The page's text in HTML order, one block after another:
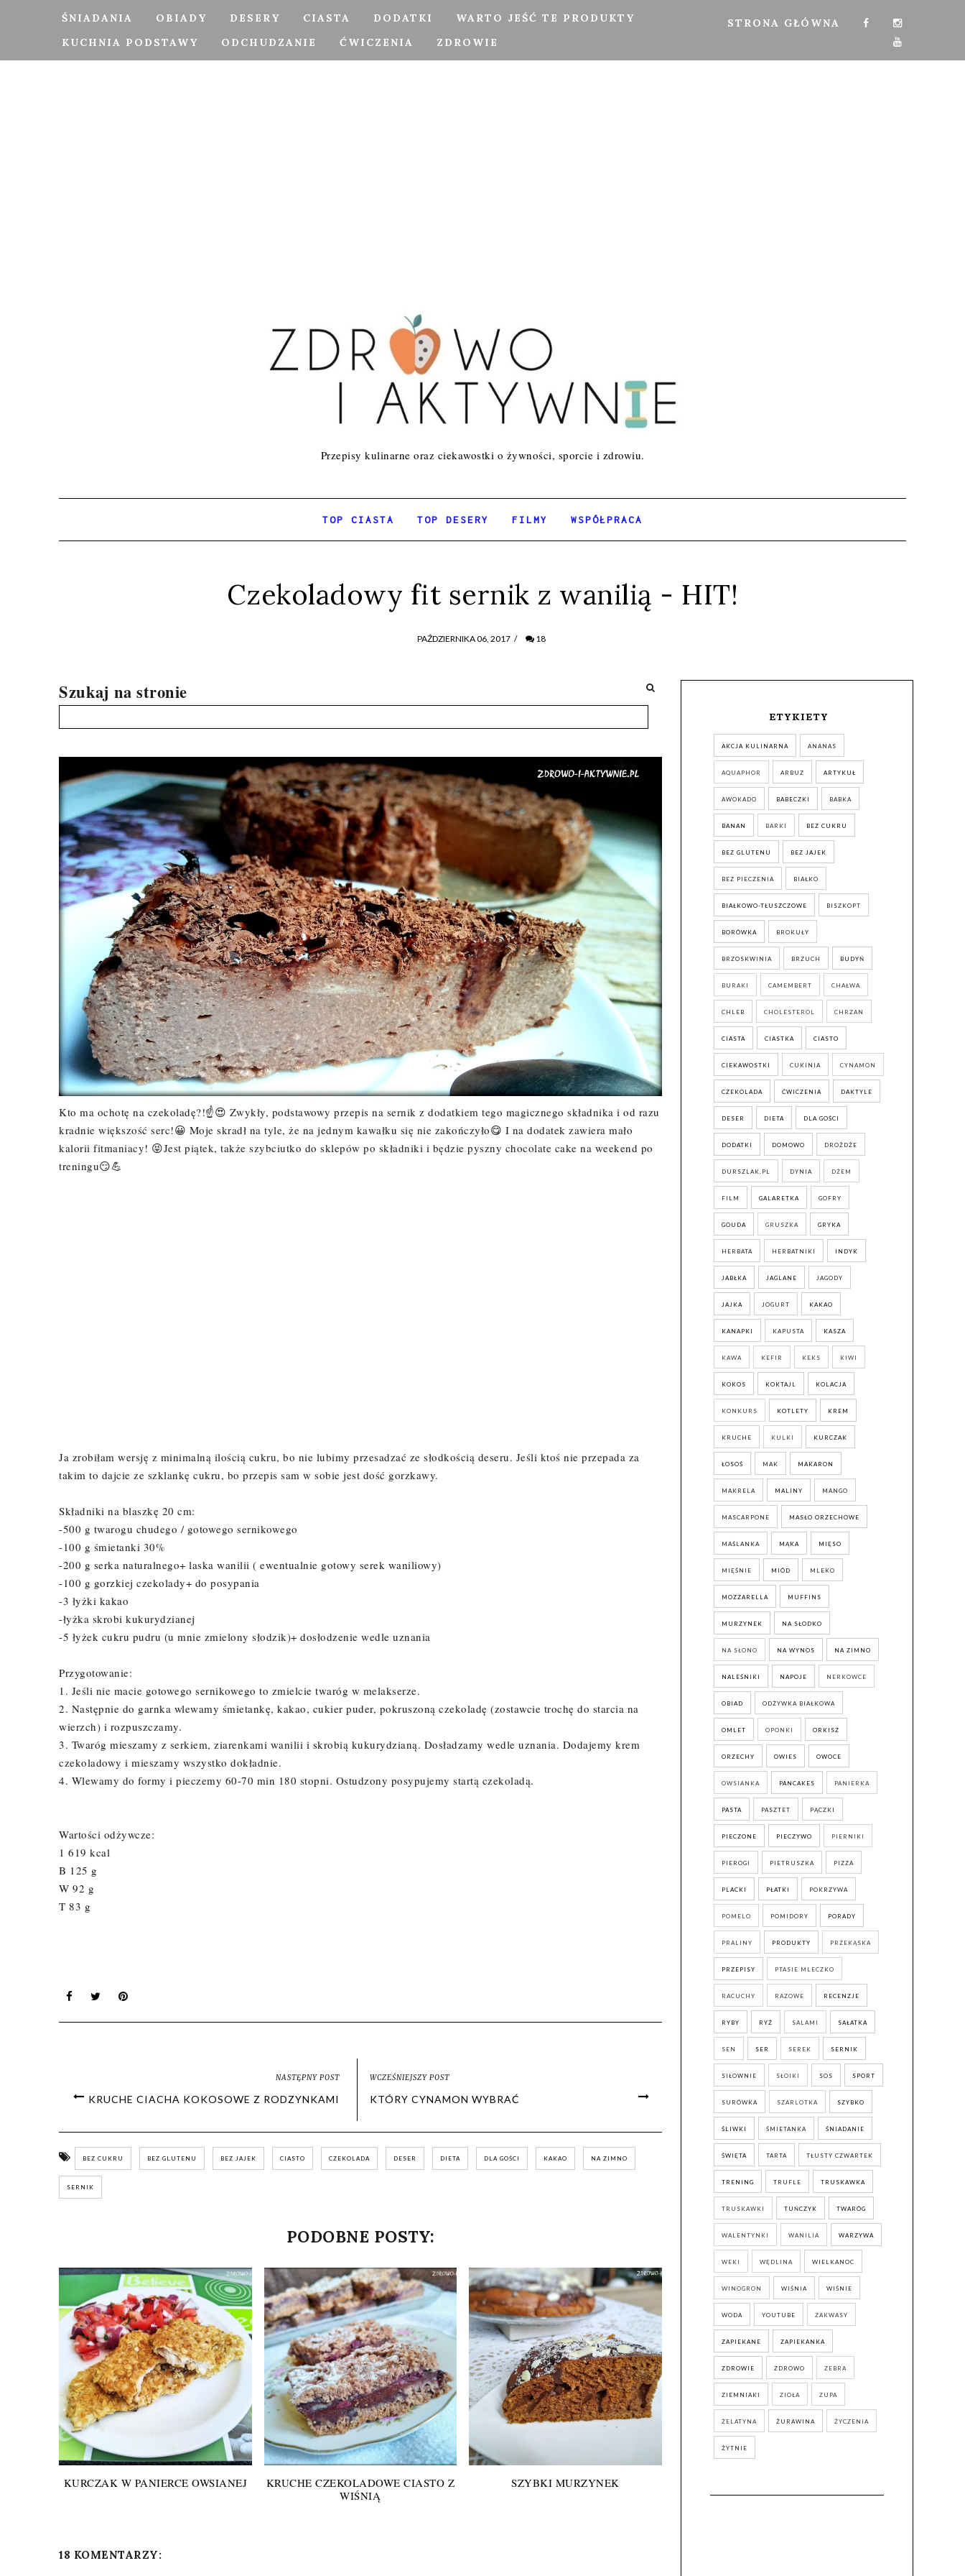
ŚNIADANIA OBIADY DESERY CIASTA DODATKI
WARTO JEŚĆ TE PRODUKTY
KUCHNIA PODSTAWY
ODCHUDZANIE ĆWICZENIA ZDROWIE
STRONA GŁÓWNA
Przepisy kulinarne oraz ciekawostki o żywności, sporcie i zdrowiu.
TOP CIASTA TOP DESERY FILMY WSPÓŁPRACA
Czekoladowy fit sernik z wanilią - HIT!
PAŹDZIERNIKA 06, 2017 / 18
Szukaj na stronie
Kto ma ochotę na czekoladę?!☝😍 Zwykły, podstawowy przepis na sernik z dodatkiem tego magicznego składnika i od razu
kradnie większość serc!😀 Moje skradł na tyle, że na jednym kawałku się nie zakończyło😋 I na dodatek zawiera mało
kalorii fitmaniacy! 😝Jest piątek, także szybciutko do sklepów po składniki i będzie pyszny chocolate cake na weekend po
treningu😏💪
Ja zrobiłam wersję z minimalną ilością cukru, bo nie lubimy przesadzać ze słodkością deseru. Jeśli ktoś nie przepada za
takim to dajcie ze szklankę cukru, bo przepis sam w sobie jest dość gorzkawy.
Składniki na blaszkę 20 cm:
-500 g twarogu chudego / gotowego sernikowego
-100 g śmietanki 30%
-200 g serka naturalnego+ laska wanilii ( ewentualnie gotowy serek waniliowy)
-100 g gorzkiej czekolady+ do posypania
-3 łyżki kakao
-łyżka skrobi kukurydzianej
-5 łyżek cukru pudru (u mnie zmielony słodzik)+ dosłodzenie wedle uznania
Przygotowanie:
1. Jeśli nie macie gotowego sernikowego to zmielcie twaróg w melakserze.
2. Następnie do garnka wlewamy śmietankę, kakao, cukier puder, pokruszoną czekoladę (zostawcie trochę do starcia na
wierzch) i rozpuszczamy.
3. Twaróg mieszamy z serkiem, ziarenkami wanilii i skrobią kukurydzianą. Dosładzamy wedle uznania. Dodajemy krem
czekoladowy i mieszamy wszystko dokładnie.
4. Wlewamy do formy i pieczemy 60-70 min 180 stopni. Ostudzony posypujemy startą czekoladą.
Wartości odżywcze:
1 619 kcal
B 125 g
W 92 g
T 83 g
NASTĘPNY POST
KRUCHE CIACHA KOKOSOWE Z RODZYNKAMI
WCZEŚNIEJSZY POST
KTÓRY CYNAMON WYBRAĆ
BEZ CUKRU BEZ GLUTENU BEZ JAJEK CIASTO CZEKOLADA DESER DIETA DLA GOŚCI KAKAO NA ZIMNO
SERNIK
PODOBNE POSTY:
KURCZAK W PANIERCE OWSIANEJ
KRUCHE CZEKOLADOWE CIASTO Z
WIŚNIĄ
SZYBKI MURZYNEK
18 KOMENTARZY:
ETYKIETY
AKCJA KULINARNA ANANAS
AQUAPHOR ARBUZ ARTYKUŁ
AWOKADO BABECZKI BABKA
BANAN BARKI BEZ CUKRU
BEZ GLUTENU BEZ JAJEK
BEZ PIECZENIA BIAŁKO
BIAŁKOWO-TŁUSZCZOWE BISZKOPT
BORÓWKA BROKUŁY
BRZOSKWINIA BRZUCH BUDYŃ
BURAKI CAMEMBERT CHAŁWA
CHLEB CHOLESTEROL CHRZAN
CIASTA CIASTKA CIASTO
CIEKAWOSTKI CUKINIA CYNAMON
CZEKOLADA ĆWICZENIA DAKTYLE
DESER DIETA DLA GOŚCI
DODATKI DOMOWO DROŻDŻE
DURSZLAK.PL DYNIA DŻEM
FILM GALARETKA GOFRY
GOUDA GRUSZKA GRYKA
HERBATA HERBATNIKI INDYK
JABŁKA JAGLANE JAGODY
JAJKA JOGURT KAKAO
KANAPKI KAPUSTA KASZA
KAWA KEFIR KEKS KIWI
KOKOS KOKTAJL KOLACJA
KONKURS KOTLETY KREM
KRUCHE KULKI KURCZAK
ŁOSOŚ MAK MAKARON
MAKRELA MALINY MANGO
MASCARPONE MASŁO ORZECHOWE
MAŚLANKA MĄKA MIĘSO
MIĘŚNIE MIÓD MLEKO
MOZZARELLA MUFFINS
MURZYNEK NA SŁODKO
NA SŁONO NA WYNOS NA ZIMNO
NALEŚNIKI NAPOJE NERKOWCE
OBIAD ODŻYWKA BIAŁKOWA
OMLET OPONKI ORKISZ
ORZECHY OWIES OWOCE
OWSIANKA PANCAKES PANIERKA
PASTA PASZTET PĄCZKI
PIECZONE PIECZYWO PIERNIKI
PIEROGI PIETRUSZKA PIZZA
PLACKI PŁATKI POKRZYWA
POMELO POMIDORY PORADY
PRALINY PRODUKTY PRZEKĄSKA
PRZEPISY PTASIE MLECZKO
RACUCHY RAZOWE RECENZJE
RYBY RYŻ SALAMI SAŁATKA
SEN SER SEREK SERNIK
SIŁOWNIE SŁOIKI SOS SPORT
SURÓWKA SZARLOTKA SZYBKO
ŚLIWKI ŚMIETANKA ŚNIADANIE
ŚWIĘTA TARTA TŁUSTY CZWARTEK
TRENING TRUFLE TRUSKAWKA
TRUSKAWKI TUŃCZYK TWARÓG
WALENTYNKI WANILIA WARZYWA
WEKI WĘDLINA WIELKANOC
WINOGRON WIŚNIA WIŚNIE
WODA YOUTUBE ZAKWASY
ZAPIEKANE ZAPIEKANKA
ZDROWIE ZDROWO ZEBRA
ZIEMNIAKI ZIOŁA ZUPA
ŻELATYNA ŻURAWINA ŻYCZENIA
ŻYTNIE